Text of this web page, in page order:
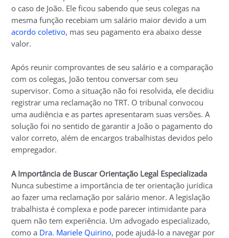
o caso de João. Ele ficou sabendo que seus colegas na
mesma função recebiam um salário maior devido a um
acordo coletivo, mas seu pagamento era abaixo desse
valor.
Após reunir comprovantes de seu salário e a comparação
com os colegas, João tentou conversar com seu
supervisor. Como a situação não foi resolvida, ele decidiu
registrar uma reclamação no TRT. O tribunal convocou
uma audiência e as partes apresentaram suas versões. A
solução foi no sentido de garantir a João o pagamento do
valor correto, além de encargos trabalhistas devidos pelo
empregador.
A Importância de Buscar Orientação Legal Especializada
Nunca subestime a importância de ter orientação jurídica
ao fazer uma reclamação por salário menor. A legislação
trabalhista é complexa e pode parecer intimidante para
quem não tem experiência. Um advogado especializado,
como a Dra. Mariele Quirino, pode ajudá-lo a navegar por